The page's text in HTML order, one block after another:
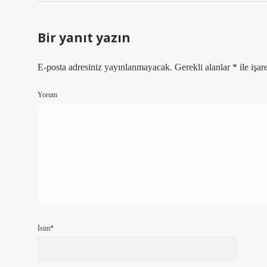
Bir yanıt yazın
E-posta adresiniz yayınlanmayacak. Gerekli alanlar * ile
Yorum
İsim*